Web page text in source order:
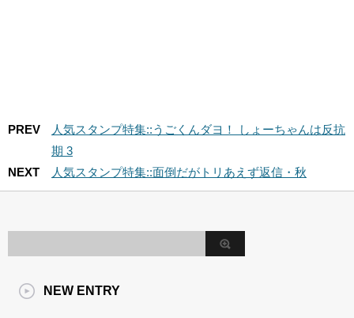
PREV
人気スタンプ特集::うごくんダヨ！ しょーちゃんは反抗
期 3
NEXT
人気スタンプ特集::面倒だがトリあえず返信・秋
NEW ENTRY